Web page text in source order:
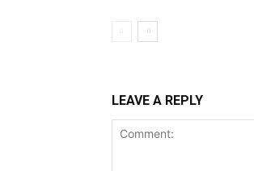
LEAVE A REPLY